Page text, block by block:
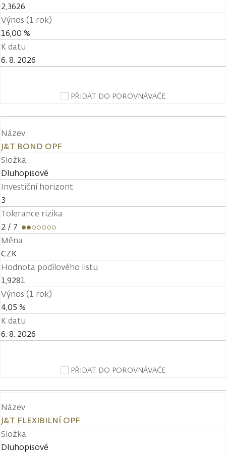
2,3626
Výnos (1 rok)
16,00 %
K datu
6. 8. 2026
PŘIDAT DO POROVNÁVAČE
Název
J&T BOND OPF
Složka
Dluhopisové
Investiční horizont
3
Tolerance rizika
2 / 7
Měna
CZK
Hodnota podílového listu
1,9281
Výnos (1 rok)
4,05 %
K datu
6. 8. 2026
PŘIDAT DO POROVNÁVAČE
Název
J&T FLEXIBILNÍ OPF
Složka
Dluhopisové